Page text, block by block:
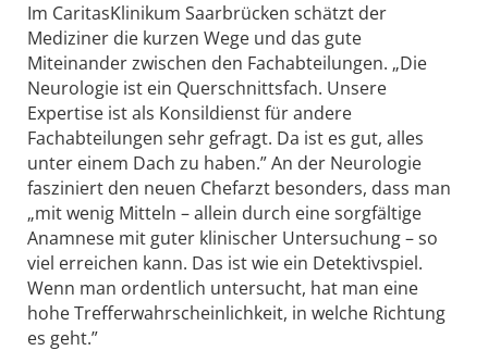
Im CaritasKlinikum Saarbrücken schätzt der
Mediziner die kurzen Wege und das gute
Miteinander zwischen den Fachabteilungen. „Die
Neurologie ist ein Querschnittsfach. Unsere
Expertise ist als Konsildienst für andere
Fachabteilungen sehr gefragt. Da ist es gut, alles
unter einem Dach zu haben.” An der Neurologie
fasziniert den neuen Chefarzt besonders, dass man
„mit wenig Mitteln – allein durch eine sorgfältige
Anamnese mit guter klinischer Untersuchung – so
viel erreichen kann. Das ist wie ein Detektivspiel.
Wenn man ordentlich untersucht, hat man eine
hohe Trefferwahrscheinlichkeit, in welche Richtung
es geht.”